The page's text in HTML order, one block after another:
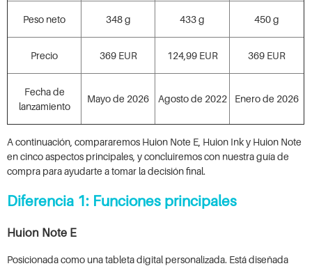
Peso neto 348 g 433 g 450 g
Precio 369 EUR 124,99 EUR 369 EUR
Fecha de
lanzamiento
Mayo de 2026 Agosto de 2022 Enero de 2026
A continuación, compararemos Huion Note E, Huion Ink y Huion Note
en cinco aspectos principales, y concluiremos con nuestra guía de
compra para ayudarte a tomar la decisión final.
Diferencia 1: Funciones principales
Huion Note E
Posicionada como una tableta digital personalizada. Está diseñada